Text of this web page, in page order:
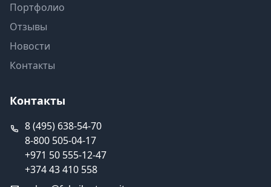
Портфолио
Отзывы
Новости
Контакты
Контакты
8 (495) 638-54-70
8-800 505-04-17
+971 50 555-12-47
+374 43 410 558